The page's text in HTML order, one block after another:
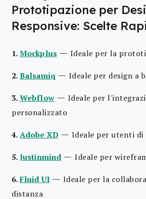
Prototipazione per
Responsive: Scelte
1.Mockplus — Ideale per la
2.Balsamiq — Ideale per design a
3.Webflow — Ideale per
personalizzato
4.Adobe XD — Ideale per utenti
5.Justinmind — Ideale per
6.Fluid UI — Ideale per la
distanza